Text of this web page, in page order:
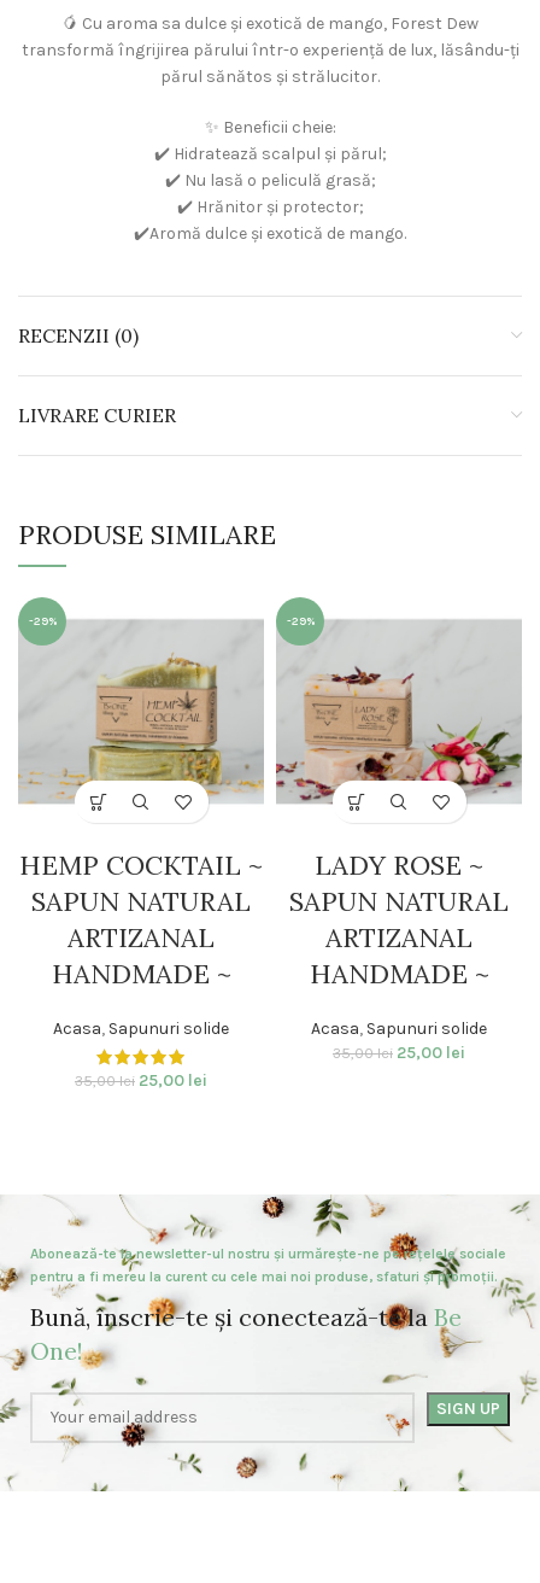
🥭 Cu aroma sa dulce și exotică de mango, Forest Dew
transformă îngrijirea părului într-o experiență de lux, lăsându-ți
părul sănătos și strălucitor.
✨ Beneficii cheie:
✔️ Hidratează scalpul și părul;
✔️ Nu lasă o peliculă grasă;
✔️ Hrănitor și protector;
✔️Aromă dulce și exotică de mango.
RECENZII (0)
LIVRARE CURIER
PRODUSE SIMILARE
-29%
HEMP COCKTAIL ~
SAPUN NATURAL
ARTIZANAL
HANDMADE ~
Acasa, Sapunuri solide
35,00lei 25,00 lei
-29%
LADY ROSE ~
SAPUN NATURAL
ARTIZANAL
HANDMADE ~
Acasa, Sapunuri solide
35,00lei 25,00 lei
Abonează-te la newsletter-ul nostru și urmărește-ne pe rețelele sociale
pentru a fi mereu la curent cu cele mai noi produse, sfaturi și promoții.
Bună, înscrie-te și conectează-te laBe
One!